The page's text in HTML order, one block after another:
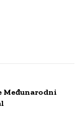
Međunarodni